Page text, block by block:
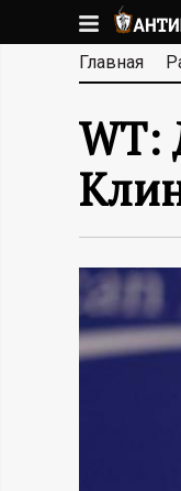
к
основномуА
Н
Т
И
М
А
Главная
WT: